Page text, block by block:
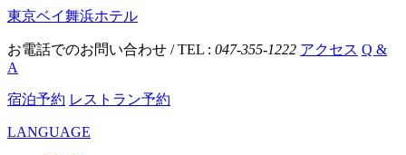
東京ベイ舞浜ホテル
お電話でのお問い合わせ / TEL : 047-355-1222 アクセス Q &
A
宿泊予約 レストラン予約
LANGUAGE